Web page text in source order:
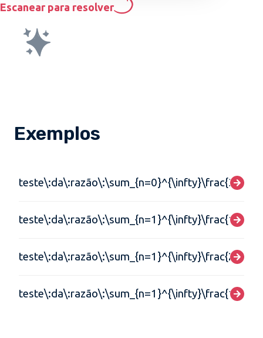
Escanear para resolver
Exemplos